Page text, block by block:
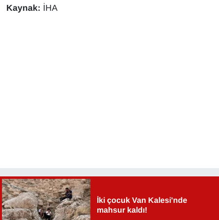
Kaynak: İHA
İki çocuk Van Kalesi'nde
mahsur kaldı!